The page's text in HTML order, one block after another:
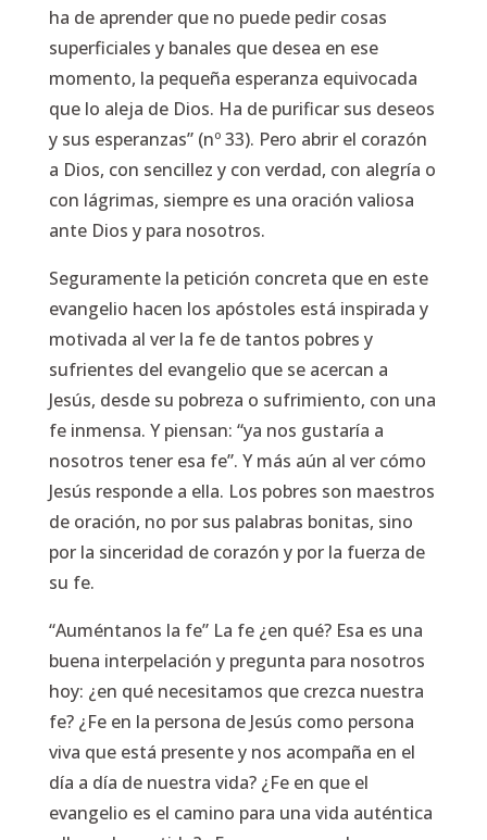
ha de aprender que no puede pedir cosas
superficiales y banales que desea en ese
momento, la pequeña esperanza equivocada
que lo aleja de Dios. Ha de purificar sus deseos
y sus esperanzas” (nº 33). Pero abrir el corazón
a Dios, con sencillez y con verdad, con alegría o
con lágrimas, siempre es una oración valiosa
ante Dios y para nosotros.
Seguramente la petición concreta que en este
evangelio hacen los apóstoles está inspirada y
motivada al ver la fe de tantos pobres y
sufrientes del evangelio que se acercan a
Jesús, desde su pobreza o sufrimiento, con una
fe inmensa. Y piensan: “ya nos gustaría a
nosotros tener esa fe”. Y más aún al ver cómo
Jesús responde a ella. Los pobres son maestros
de oración, no por sus palabras bonitas, sino
por la sinceridad de corazón y por la fuerza de
su fe.
“Auméntanos la fe” La fe ¿en qué? Esa es una
buena interpelación y pregunta para nosotros
hoy: ¿en qué necesitamos que crezca nuestra
fe? ¿Fe en la persona de Jesús como persona
viva que está presente y nos acompaña en el
día a día de nuestra vida? ¿Fe en que el
evangelio es el camino para una vida auténtica